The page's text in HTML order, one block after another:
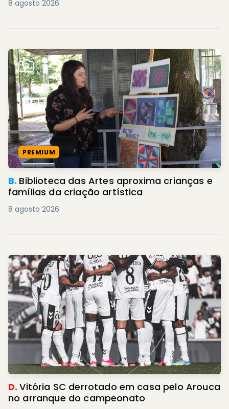
8 agosto 2026
PREMIUM
B. Biblioteca das Artes aproxima crianças e
famílias da criação artística
8 agosto 2026
D.Vitória SC derrotado em casa pelo Arouca
no arranque do campeonato